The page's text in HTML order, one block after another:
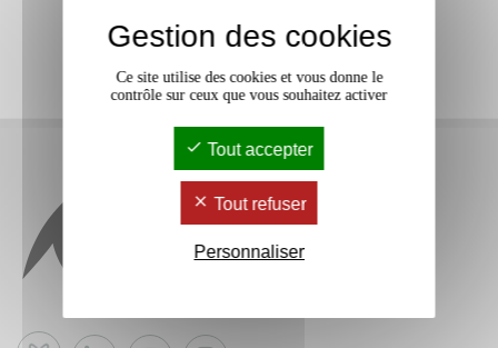
Gestion des cookies
Ce site utilise des cookies et vous donne le
contrôle sur ceux que vous souhaitez activer
Tout accepter
Tout refuser
Personnaliser